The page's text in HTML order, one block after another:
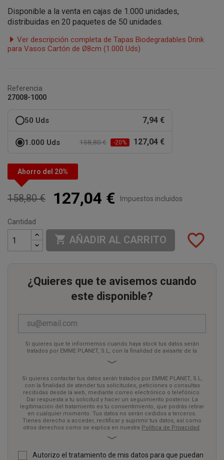
Disponible a la venta en cajas de 1.000 unidades,
distribuidas en 20 paquetes de 50 unidades.
Ver descripción completa de Tapas Biodegradables Drink
para Vasos Cartón de Ø8cm (1.000 Uds)
Referencia
27008-1000
50 Uds 7,94 €
1.000 Uds 158,80 € -20% 127,04 €
Ahorro del 20%
158,80 € 127,04 € Impuestos incluidos
Cantidad
 AÑADIR AL CARRITO favorite_border
¿Quieres que te avisemos cuando
este disponible?
Si quieres que te informemos cuando haya stock tus datos serán
tratados por EMME PLANET, S.L, con la finalidad de avisarte de la
solicitud y hacer un seguimiento posterior. La legitimación del
momento. Tus datos no serán cedidos a terceros. Tienes derecho a
acceder, rectificar y suprimir tus datos, así como otros derechos
como se explica en nuestraPolítica de Privacidad.
Si quieres contactar tus datos serán tratados por EMME PLANET, S.L,
con la finalidad de atender tus solicitudes, peticiones o consultas
recibidas desde la web, mediante correo electrónico o telefónico.
Dar respuesta a tu solicitud y hacer un seguimiento posterior. La
legitimación del tratamiento es tu consentimiento, que podrás retirar
en cualquier momento. Tus datos no serán cedidos a terceros.
Tienes derecho a acceder, rectificar y suprimir tus datos, así como
otros derechos como se explica en nuestra Política de Privacidad.
Autorizo el tratamiento de mis datos para que puedan